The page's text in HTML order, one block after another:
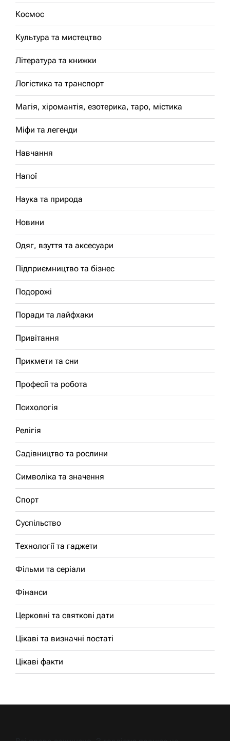
Космос
Культура та мистецтво
Література та книжки
Логістика та транспорт
Магія, хіромантія, езотерика, таро, містика
Міфи та легенди
Навчання
Напої
Наука та природа
Новини
Одяг, взуття та аксесуари
Підприємництво та бізнес
Подорожі
Поради та лайфхаки
Привітання
Прикмети та сни
Професії та робота
Психологія
Релігія
Садівництво та рослини
Символіка та значення
Спорт
Суспільство
Технології та гаджети
Фільми та серіали
Фінанси
Церковні та святкові дати
Цікаві та визначні постаті
Цікаві факти